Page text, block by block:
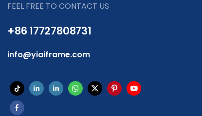
FEEL FREE TO CONTACT US
+86 17727808731
info@yiaiframe.com